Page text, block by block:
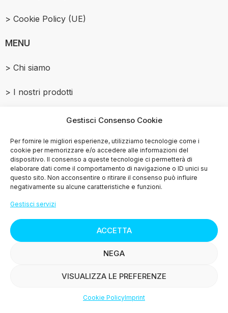
Gestisci Consenso Cookie
Per fornire le migliori esperienze, utilizziamo tecnologie come i
cookie per memorizzare e/o accedere alle informazioni del
dispositivo. Il consenso a queste tecnologie ci permetterà di
elaborare dati come il comportamento di navigazione o ID unici su
questo sito. Non acconsentire o ritirare il consenso può influire
negativamente su alcune caratteristiche e funzioni.
Gestisci servizi
ACCETTA
NEGA
VISUALIZZA LE PREFERENZE
Cookie PolicyImprint
> Cookie Policy (UE)
MENU
> Chi siamo
> I nostri prodotti
> Press
> Contattaci
© Copyright2015-2025
K group srl Via Terra rossa fonda 162 - 51011
Capitale sociale 10.000€ i.v.
Filters Wishlist